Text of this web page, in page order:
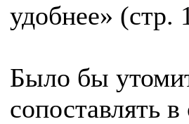
удобнее» (стр.
Было бы
сопоставлять